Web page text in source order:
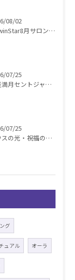
08/02
高崎TwinStar8月サロンお知らせ
07/25
水瓶座満月セントジャーメインGSVF遠隔お知らせ
07/25
シリウスの光・祝福の波動チャージ遠隔お知らせ〜銀河新年〜
グ
ュアル オーラ